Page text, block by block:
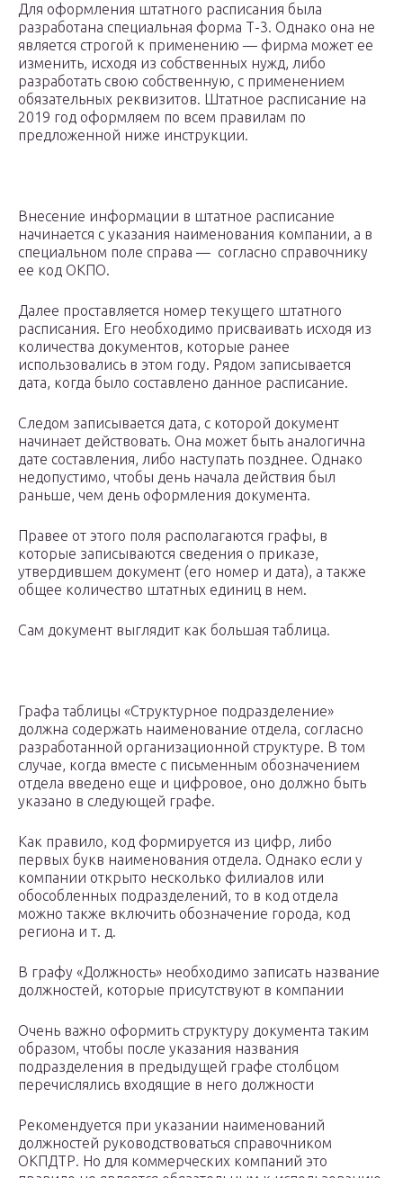
Для оформления штатного расписания была
разработана специальная форма Т-3. Однако она не
является строгой к применению — фирма может ее
изменить, исходя из собственных нужд, либо
разработать свою собственную, с применением
обязательных реквизитов. Штатное расписание на
2019 год оформляем по всем правилам по
предложенной ниже инструкции.
Внесение информации в штатное расписание
начинается с указания наименования компании, а в
специальном поле справа — согласно справочнику
ее код ОКПО.
Далее проставляется номер текущего штатного
расписания. Его необходимо присваивать исходя из
количества документов, которые ранее
использовались в этом году. Рядом записывается
дата, когда было составлено данное расписание.
Следом записывается дата, с которой документ
начинает действовать. Она может быть аналогична
дате составления, либо наступать позднее. Однако
недопустимо, чтобы день начала действия был
раньше, чем день оформления документа.
Правее от этого поля располагаются графы, в
которые записываются сведения о приказе,
утвердившем документ (его номер и дата), а также
общее количество штатных единиц в нем.
Сам документ выглядит как большая таблица.
Графа таблицы «Структурное подразделение»
должна содержать наименование отдела, согласно
разработанной организационной структуре. В том
случае, когда вместе с письменным обозначением
отдела введено еще и цифровое, оно должно быть
указано в следующей графе.
Как правило, код формируется из цифр, либо
первых букв наименования отдела. Однако если у
компании открыто несколько филиалов или
обособленных подразделений, то в код отдела
можно также включить обозначение города, код
региона и т. д.
В графу «Должность» необходимо записать название
должностей, которые присутствуют в компании
Очень важно оформить структуру документа таким
образом, чтобы после указания названия
подразделения в предыдущей графе столбцом
перечислялись входящие в него должности
Рекомендуется при указании наименований
должностей руководствоваться справочником
ОКПДТР. Но для коммерческих компаний это